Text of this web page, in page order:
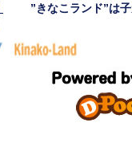
”きなこランド”は